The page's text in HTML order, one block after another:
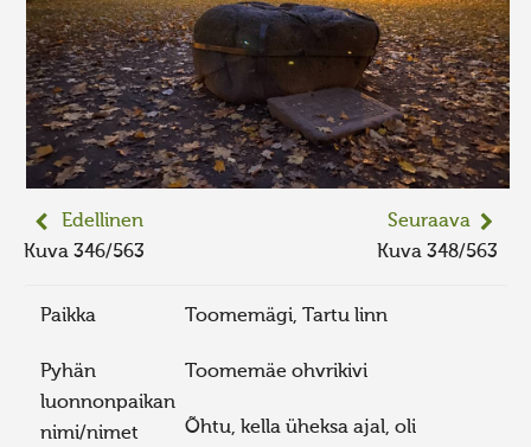
Edellinen
Kuva 346/563
Seuraava
Kuva 348/563
Paikka Toomemägi, Tartu linn
Pyhän
luonnonpaikan
nimi/nimet
Toomemäe ohvrikivi
Õhtu, kella üheksa ajal, oli